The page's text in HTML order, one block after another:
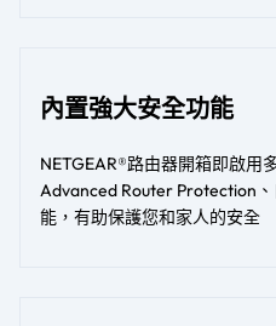
內置強大安全功能
NETGEAR®路由器開箱即啟用
Advanced Router Protection
能，有助保護您和家人的安全